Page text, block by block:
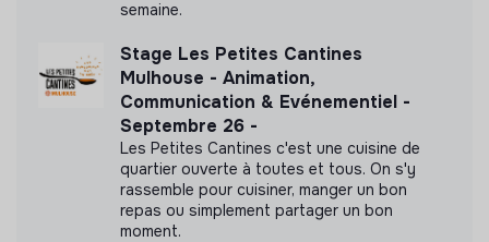
semaine.
Stage Les Petites Cantines
Mulhouse - Animation,
Communication & Evénementiel -
Septembre 26 -
Les Petites Cantines c'est une cuisine de
quartier ouverte à toutes et tous. On s'y
rassemble pour cuisiner, manger un bon
repas ou simplement partager un bon
moment.